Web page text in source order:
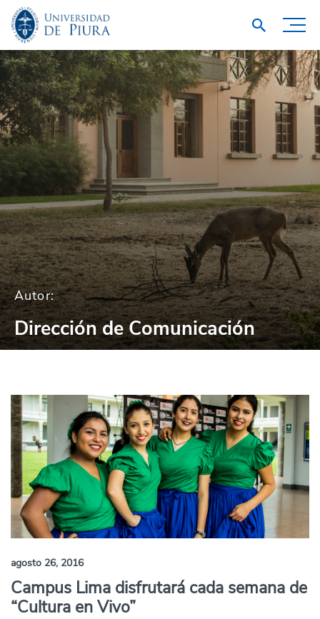
Autor:
Dirección de Comunicación
agosto 26, 2016
Campus Lima disfrutará cada semana de
“Cultura en Vivo”